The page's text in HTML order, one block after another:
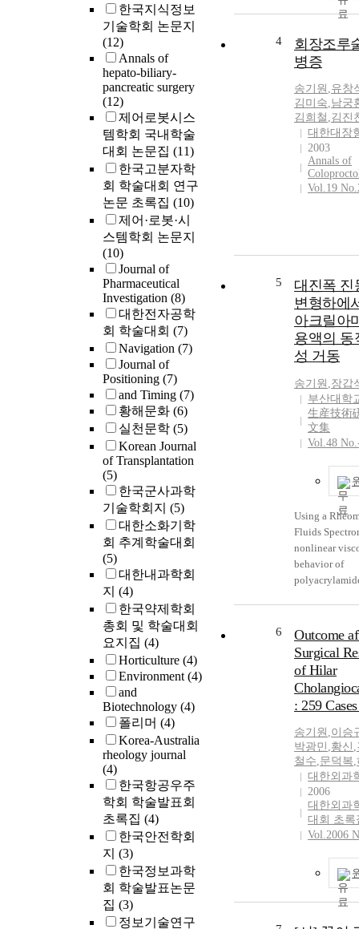
한국지식정보
기술학회 논문지
(12)
Annals of
hepato-biliary-
pancreatic surgery
(12)
제어로봇시스
템학회 국내학술
대회 논문집 (11)
한국고분자학
회 학술대회 연구
논문 초록집 (10)
제어·로봇·시
스템학회 논문지
(10)
Journal of
Pharmaceutical
Investigation (8)
대한전자공학
회 학술대회 (7)
Navigation (7)
Journal of
Positioning (7)
and Timing (7)
황해문화 (6)
실천문학 (5)
Korean Journal
of Transplantation
(5)
한국군사과학
기술학회지 (5)
대한소화기학
회 추계학술대회
(5)
대한내과학회
지 (4)
한국약제학회
총회 및 학술대회
요지집 (4)
Horticulture (4)
Environment(4)
and
Biotechnology (4)
폴리머 (4)
Korea-Australia
rheology journal
(4)
한국항공우주
학회 학술발표회
초록집 (4)
한국안전학회
지 (3)
한국정보과학
회 학술발표논문
집 (3)
정보기술연구
Network
deteriorates
performance
of the real-time
distributed
on LonWorks/
Therefore,
uncertain
needs to be
for, in order
the stability
disturbance
repetitive
the real-time
control on
network with
varying delay
and tested
experiment.
the proposed
compared
internal
predictor and
observer. It is
the proposed
scheme can
tracking
the periodic
4
회장조루
병증
송기원 ,유창
김미숙,남궁
김희철 ,김진
대한대장
2003
Annals of
Vol.19
5
대진폭 진
변형하에
아크릴아
용액의 동
성 거동
송기원 ,장갑
부산대학
生産技術
文集
Vol.48
Using a
Fluids
nonlinear
behavior of
shear
been
analyzing the
amplitude
the storage
dynamic
paper, the
linear
response were
and the effect
frequency on
was
behavior of
modulus and
strain
compared in
viscoelastic
6
Outcome
Surgical
of Hilar
: 259
송기원 ,이승
박광민 ,황신 ,
철수,문덕복,
대한외과
2006
대한외과
대회 초록
Vol.2006